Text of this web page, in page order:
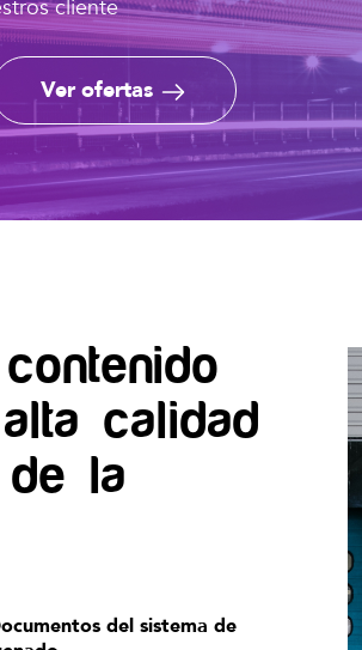
cliente
Ver ofertas
calidad
la
del sistema de